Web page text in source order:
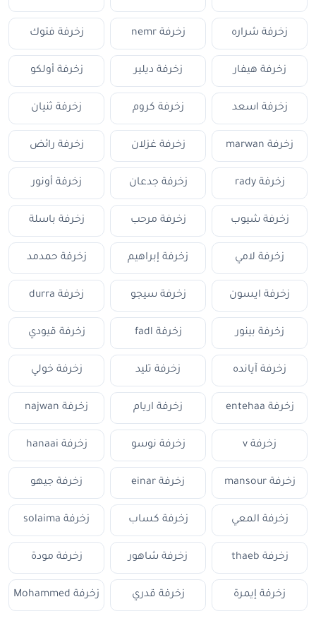
زخرفة شراره زخرفة nemr زخرفة فتوك
زخرفة هيفار زخرفة ديلير زخرفة أولكو
زخرفة اسعد زخرفة كروم زخرفة ثنيان
زخرفة marwan زخرفة غزلان زخرفة رائض
زخرفة rady زخرفة جدعان زخرفة أونور
زخرفة شيوب زخرفة مرحب زخرفة باسلة
زخرفة لامي زخرفة إبراهيم زخرفة حمدمد
زخرفة ايسون زخرفة سيجو زخرفة durra
زخرفة بينور زخرفة fadl زخرفة قيودي
زخرفة آيانده زخرفة تليد زخرفة خولي
زخرفة entehaa زخرفة اريام زخرفة najwan
زخرفة v زخرفة نوسو زخرفة hanaai
زخرفة mansour زخرفة einar زخرفة جيهو
زخرفة المعي زخرفة كساب زخرفة solaima
زخرفة thaeb زخرفة شاهور زخرفة مودة
زخرفة إيمرة زخرفة قدري زخرفة Mohammed